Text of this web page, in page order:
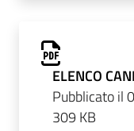
ELENCO
Pubblicato il
309 KB